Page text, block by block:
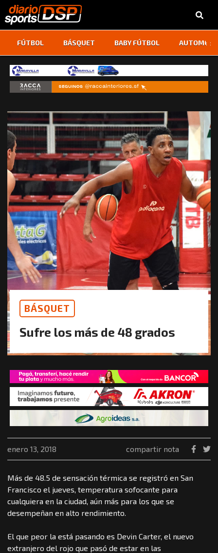
FÚTBOL BÁSQUET BABY FÚTBOL ‹ ›
BÁSQUET
Sufre los más de 48 grados
enero 13, 2018 compartir nota
Más de 48.5 de sensación térmica se registró en San
Francisco el jueves, temperatura sofocante para
cualquiera en la ciudad, aún más para los que se
desempeñan en alto rendimiento.
El que peor la está pasando es Devin Carter, el nuevo
extranjero del rojo que pasó de estar en las